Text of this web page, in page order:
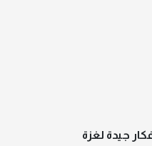
جيدة لغزة